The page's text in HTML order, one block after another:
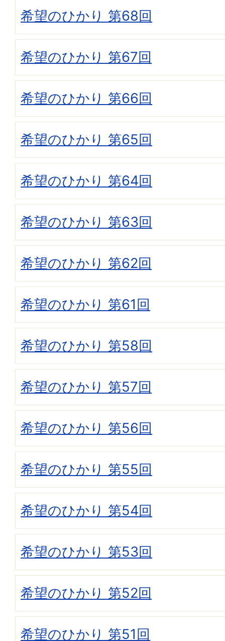
希望のひかり 第68回
希望のひかり 第67回
希望のひかり 第66回
希望のひかり 第65回
希望のひかり 第64回
希望のひかり 第63回
希望のひかり 第62回
希望のひかり 第61回
希望のひかり 第58回
希望のひかり 第57回
希望のひかり 第56回
希望のひかり 第55回
希望のひかり 第54回
希望のひかり 第53回
希望のひかり 第52回
希望のひかり 第51回